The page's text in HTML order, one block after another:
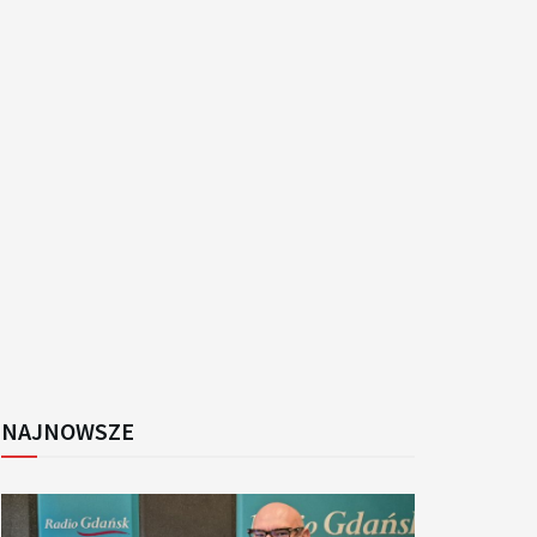
NAJNOWSZE